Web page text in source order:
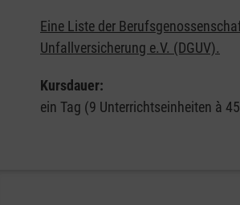
Eine Liste der
Unfallversicherung e.V. (DGUV).
Kursdauer:
ein Tag (9 Unterrichtseinheiten à